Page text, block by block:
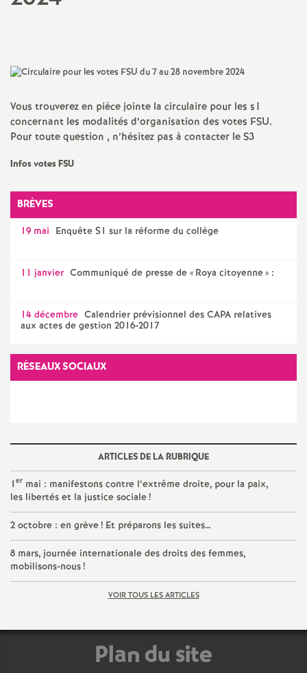
t
i
o
d
e
s
E
s
e
i
g
n
e
Vous trouverez en pièce jointe la circulaire pour les s1
concernant les modalités d’organisation des votes FSU.
Pour toute question , n’hésitez pas à contacter le S3
Infos votes FSU
BRÈVES
19 mai Enquête S1 sur la réforme du collège
11 janvier Communiqué de presse de « Roya citoyenne» :
14 décembre Calendrier prévisionnel des CAPA relatives
aux actes de gestion 2016-2017
RÉSEAUX SOCIAUX
ARTICLES DE LA RUBRIQUE
1er mai : manifestons contre l’extrême droite, pour la paix,
les libertés et la justice sociale!
2 octobre : en grève! Et préparons les suites…
8 mars, journée internationale des droits des femmes,
mobilisons-nous!
VOIR TOUS LES ARTICLES
Plan du site